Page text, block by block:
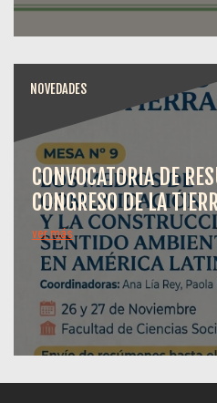
NOVEDADES
CONVOCATORIA DE
CONGRESO DE LA
ver más